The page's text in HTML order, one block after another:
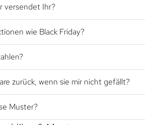
versendet Ihr?
wie Black Friday?
zurück, wenn sie mir nicht gefällt?
Muster?